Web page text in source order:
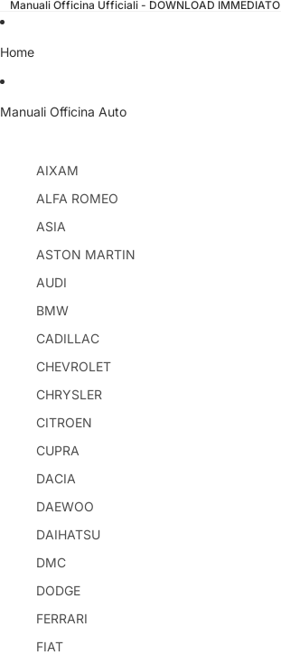
Manuali Officina Ufficiali - DOWNLOAD IMMEDIATO
Home
Manuali Officina Auto
AIXAM
ALFA ROMEO
ASIA
ASTON MARTIN
AUDI
BMW
CADILLAC
CHEVROLET
CHRYSLER
CITROEN
CUPRA
DACIA
DAEWOO
DAIHATSU
DMC
DODGE
FERRARI
FIAT